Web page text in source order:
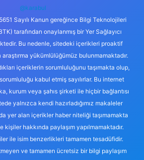
@karabul
Sayılı Kanun gereğince Bilgi Teknolojileri
tarafından onaylanmış bir Yer Sağlayıcı
Bu nedenle, sitedeki içerikleri proaktif
yükümlülüğümüz bulunmamaktadır.
içeriklerin sorumluluğunu taşımakta olup,
kabul etmiş sayılırlar. Bu internet
kurum veya şahıs şirketi ile hiçbir bağlantısı
yalnızca kendi hazırladığımız makaleler
yer alan içerikler haber niteliği taşımamakta
hakkında paylaşım yapılmamaktadır.
ile isim benzerlikleri tamamen tesadüfidir.
ve tamamen ücretsiz bir bilgi paylaşım